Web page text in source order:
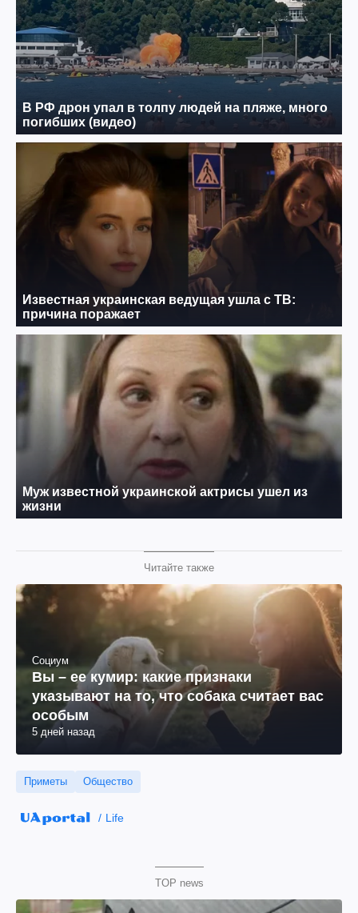
Читайте также
Социум
Вы – ее кумир: какие признаки
указывают на то, что собака считает вас
особым
5 дней назад
Приметы Общество
Life
TOP news